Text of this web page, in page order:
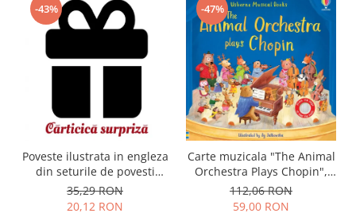
-43%
Poveste ilustrata in engleza
din seturile de povesti
Usborne
35,29 RON
20,12 RON
-47%
Carte muzicala "The Animal
Orchestra Plays Chopin",
cartonata, Usborne
112,06 RON
59,00 RON